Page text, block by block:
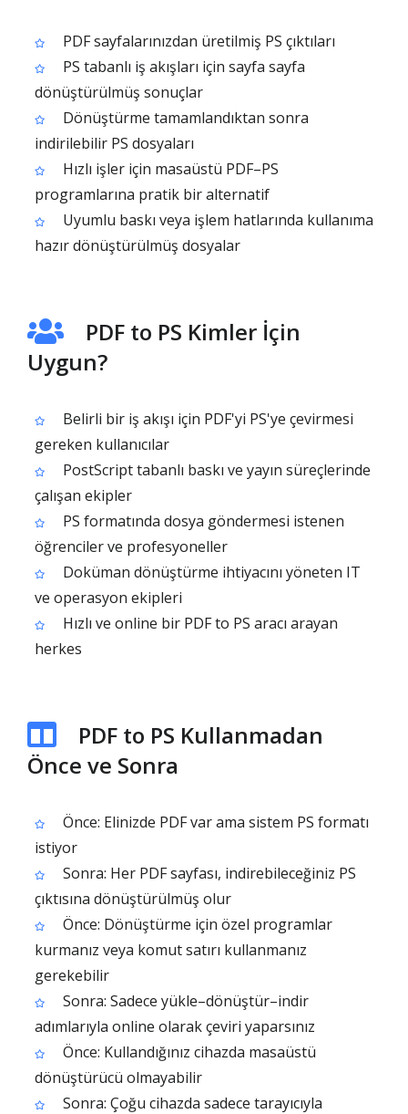
PDF sayfalarınızdan üretilmiş PS çıktıları
PS tabanlı iş akışları için sayfa sayfa
dönüştürülmüş sonuçlar
Dönüştürme tamamlandıktan sonra
indirilebilir PS dosyaları
Hızlı işler için masaüstü PDF–PS
programlarına pratik bir alternatif
Uyumlu baskı veya işlem hatlarında kullanıma
hazır dönüştürülmüş dosyalar
PDF to PS Kimler İçin
Uygun?
Belirli bir iş akışı için PDF'yi PS'ye çevirmesi
gereken kullanıcılar
PostScript tabanlı baskı ve yayın süreçlerinde
çalışan ekipler
PS formatında dosya göndermesi istenen
öğrenciler ve profesyoneller
Doküman dönüştürme ihtiyacını yöneten IT
ve operasyon ekipleri
Hızlı ve online bir PDF to PS aracı arayan
herkes
PDF to PS Kullanmadan
Önce ve Sonra
Önce: Elinizde PDF var ama sistem PS formatı
istiyor
Sonra: Her PDF sayfası, indirebileceğiniz PS
çıktısına dönüştürülmüş olur
Önce: Dönüştürme için özel programlar
kurmanız veya komut satırı kullanmanız
gerekebilir
Sonra: Sadece yükle–dönüştür–indir
adımlarıyla online olarak çeviri yaparsınız
Önce: Kullandığınız cihazda masaüstü
dönüştürücü olmayabilir
Sonra: Çoğu cihazda sadece tarayıcıyla